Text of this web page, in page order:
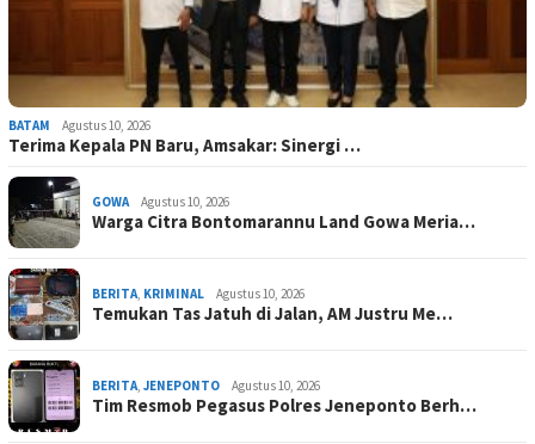
BATAM Agustus 10, 2026
Terima Kepala PN Baru, Amsakar: Sinergi …
GOWA Agustus 10, 2026
Warga Citra Bontomarannu Land Gowa Meria…
BERITA, KRIMINAL Agustus 10, 2026
Temukan Tas Jatuh di Jalan, AM Justru Me…
BERITA, JENEPONTO Agustus 10, 2026
Tim Resmob Pegasus Polres Jeneponto Berh…